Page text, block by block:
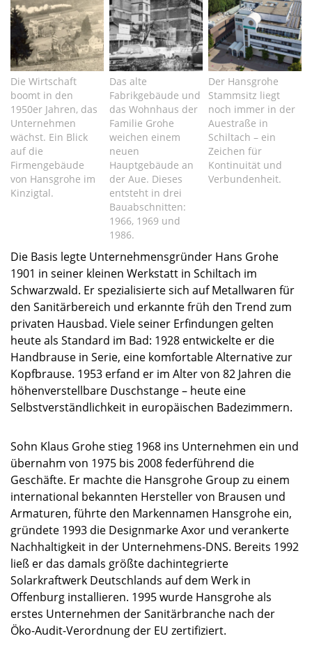
Die Wirtschaft
boomt in den
1950er Jahren, das
Unternehmen
wächst. Ein Blick
auf die
Firmengebäude
von Hansgrohe im
Kinzigtal.
Das alte
Fabrikgebäude und
das Wohnhaus der
Familie Grohe
weichen einem
neuen
Hauptgebäude an
der Aue. Dieses
entsteht in drei
Bauabschnitten:
1966, 1969 und
1986.
Der Hansgrohe
Stammsitz liegt
noch immer in der
Auestraße in
Schiltach – ein
Zeichen für
Kontinuität und
Verbundenheit.
Die Basis legte Unternehmensgründer Hans Grohe
1901 in seiner kleinen Werkstatt in Schiltach im
Schwarzwald. Er spezialisierte sich auf Metallwaren für
den Sanitärbereich und erkannte früh den Trend zum
privaten Hausbad. Viele seiner Erfindungen gelten
heute als Standard im Bad: 1928 entwickelte er die
Handbrause in Serie, eine komfortable Alternative zur
Kopfbrause. 1953 erfand er im Alter von 82 Jahren die
höhenverstellbare Duschstange – heute eine
Selbstverständlichkeit in europäischen Badezimmern.
Sohn Klaus Grohe stieg 1968 ins Unternehmen ein und
übernahm von 1975 bis 2008 federführend die
Geschäfte. Er machte die Hansgrohe Group zu einem
international bekannten Hersteller von Brausen und
Armaturen, führte den Markennamen Hansgrohe ein,
gründete 1993 die Designmarke Axor und verankerte
Nachhaltigkeit in der Unternehmens-DNS. Bereits 1992
ließ er das damals größte dachintegrierte
Solarkraftwerk Deutschlands auf dem Werk in
Offenburg installieren. 1995 wurde Hansgrohe als
erstes Unternehmen der Sanitärbranche nach der
Öko-Audit-Verordnung der EU zertifiziert.